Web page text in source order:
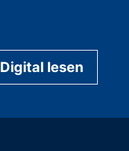
Digital lesen